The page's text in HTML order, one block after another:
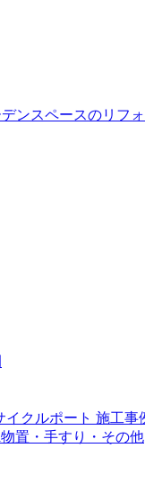
物置・手すり・その他